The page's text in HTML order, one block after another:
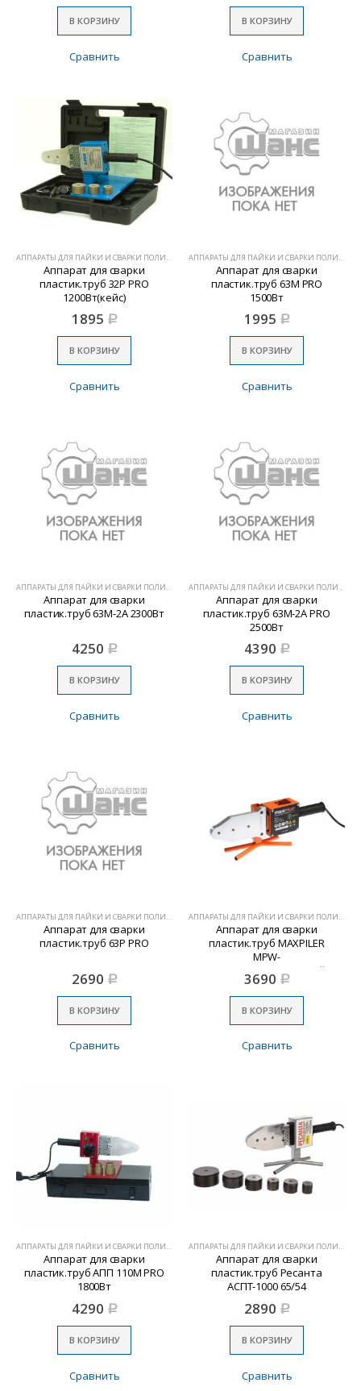
В КОРЗИНУ
Сравнить
В КОРЗИНУ
Сравнить
Аппарат для сварки
пластик.труб 32Р PRO
1200Вт(кейс)
1895 Р
В КОРЗИНУ
Сравнить
Аппарат для сварки
пластик.труб 63М PRO
1500Вт
1995 Р
В КОРЗИНУ
Сравнить
АППАРАТЫ ДЛЯ ПАЙКИ И СВАРКИ ПОЛИМЕРОВ
Аппарат для сварки
пластик.труб 63М-2А 2300Вт
4250 Р
В КОРЗИНУ
Сравнить
АППАРАТЫ ДЛЯ ПАЙКИ И СВАРКИ ПОЛИМЕРОВ
Аппарат для сварки
пластик.труб 63М-2А PRO
2500Вт
4390 Р
В КОРЗИНУ
Сравнить
АППАРАТЫ ДЛЯ ПАЙКИ И СВАРКИ ПОЛИМЕРОВ
Аппарат для сварки
пластик.труб 63Р PRO
2690 Р
В КОРЗИНУ
Сравнить
АППАРАТЫ ДЛЯ ПАЙКИ И СВАРКИ ПОЛИМЕРОВ
Аппарат для сварки
пластик.труб MAXPILER
MPW-
2063(2000Вт,насадки,кейс)
3690 Р
В КОРЗИНУ
Сравнить
АППАРАТЫ ДЛЯ ПАЙКИ И СВАРКИ ПОЛИМЕРОВ
Аппарат для сварки
пластик.труб АПП 110М PRO
1800Вт
4290 Р
В КОРЗИНУ
Сравнить
АППАРАТЫ ДЛЯ ПАЙКИ И СВАРКИ ПОЛИМЕРОВ
Аппарат для сварки
пластик.труб Ресанта
АСПТ-1000 65/54
2890 Р
В КОРЗИНУ
Сравнить